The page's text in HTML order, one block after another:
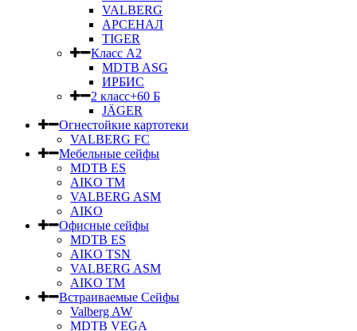
VALBERG
АРСЕНАЛ
TIGER
Класс А2
MDTB ASG
ИРБИС
2 класс+60 Б
JÄGER
Огнестойкие картотеки
VALBERG FC
Мебельные сейфы
MDTB ES
AIKO TM
VALBERG ASM
AIKO
Офисные сейфы
MDTB ES
AIKO TSN
VALBERG ASM
AIKO TM
Встраиваемые Сейфы
Valberg AW
MDTB VEGA